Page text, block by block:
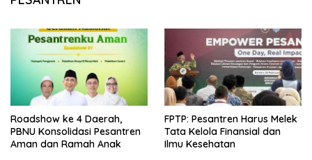
Roadshow ke 4 Daerah,
PBNU Konsolidasi Pesantren
Aman dan Ramah Anak
FPTP: Pesantren Harus Melek
Tata Kelola Finansial dan
Ilmu Kesehatan